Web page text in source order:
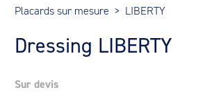
Placards sur mesure > LIBERTY
Dressing LIBERTY
Sur devis